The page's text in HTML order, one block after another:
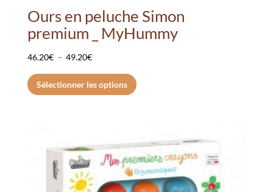
Ours en peluche Simon
premium _ MyHummy
46.20€ – 49.20€Plage
de
prix :
Sélectionner les options
produit
Les
options
peuvent